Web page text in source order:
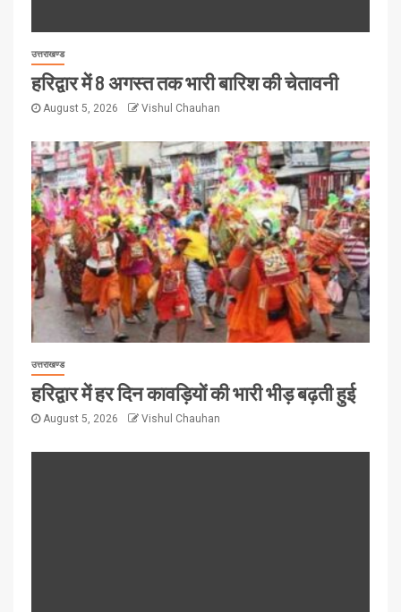
उत्तराखण्ड
हरिद्वार में 8 अगस्त तक भारी बारिश की चेतावनी
August 5, 2026 Vishul Chauhan
उत्तराखण्ड
हरिद्वार में हर दिन कावड़ियों की भारी भीड़ बढ़ती हुई
August 5, 2026 Vishul Chauhan